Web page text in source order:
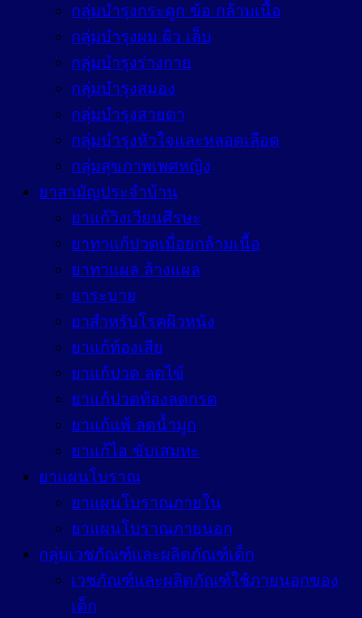
กลุ่มบำรุงกระดูก ข้อ กล้ามเนื้อ
กลุ่มบำรุงผม ผิว เล็บ
กลุ่มบำรุงร่างกาย
กลุ่มบำรุงสมอง
กลุ่มบำรุงสายตา
กลุ่มบำรุงหัวใจและหลอดเลือด
กลุ่มสุขภาพเพศหญิง
ยาสามัญประจำบ้าน
ยาแก้วิงเวียนศีรษะ
ยาทาแก้ปวดเมื่อยกล้ามเนื้อ
ยาทาแผล ล้างแผล
ยาระบาย
ยาสำหรับโรคผิวหนัง
ยาแก้ท้องเสีย
ยาแก้ปวด ลดไข้
ยาแก้ปวดท้องลดกรด
ยาแก้แพ้ ลดน้ำมูก
ยาแก้ไอ ขับเสมหะ
ยาแผนโบราณ
ยาแผนโบราณภายใน
ยาแผนโบราณภายนอก
กลุ่มเวชภัณฑ์และผลิตภัณฑ์เด็ก
เวชภัณฑ์และผลิตภัณฑ์ใช้ภายนอกของ
เด็ก